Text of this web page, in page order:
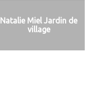
Natalie Miel Jardin de
village